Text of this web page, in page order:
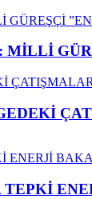
MİLLİ
TEPKİ